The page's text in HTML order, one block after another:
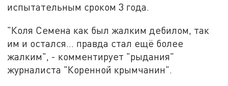
испытательным сроком 3 года.
"Коля Семена как был жалким дебилом, так
им и остался... правда стал ещё более
жалким", - комментирует "рыдания"
журналиста "Коренной крымчанин".